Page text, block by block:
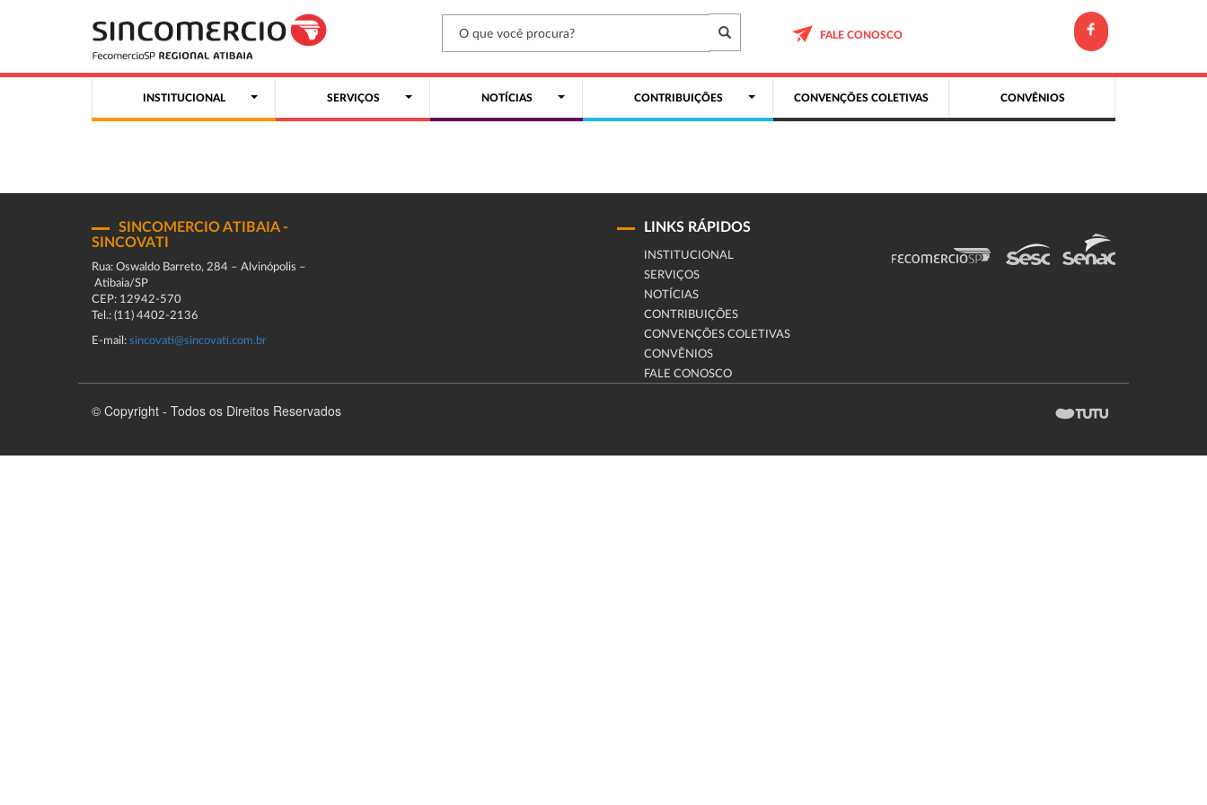
FALE CONOSCO
INSTITUCIONAL SERVIÇOS NOTÍCIAS CONTRIBUIÇÕES CONVENÇÕES COLETIVAS CONVÊNIOS
SINCOMERCIO ATIBAIA -
SINCOVATI
Rua: Oswaldo Barreto, 284 – Alvinópolis –
Atibaia/SP
CEP: 12942-570
Tel.: (11) 4402-2136
E-mail: sincovati@sincovati.com.br
LINKS RÁPIDOS
INSTITUCIONAL
SERVIÇOS
NOTÍCIAS
CONTRIBUIÇÕES
CONVENÇÕES COLETIVAS
CONVÊNIOS
FALE CONOSCO
© Copyright - Todos os Direitos Reservados